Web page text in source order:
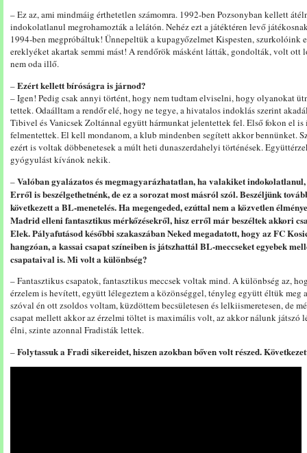
– Ez az, ami mindmáig érthetetlen számomra. 1992-ben Pozsonyban kellett
indokolatlanul megrohamozták a lelátón. Nehéz ezt a játéktéren levő
1994-ben megpróbáltuk! Ünnepeltük a kupagyőzelmet Kispesten, szurkolóink
ereklyéket akartak semmi mást! A rendőrök másként látták, gondolták, volt ott
nem oda illő.
–Ezért kellett bíróságra is járnod?
– Igen! Pedig csak annyi történt, hogy nem tudtam elviselni, hogy olyanokat
tettek. Odaálltam a rendőr elé, hogy ne tegye, a hivatalos indoklás szerint
Tibivel és Vanicsek Zoltánnal együtt hármunkat jelentettek fel. Első fokon el is
felmentettek. El kell mondanom, a klub mindenben segített akkor bennünket.
ezért is voltak döbbenetesek a múlt heti dunaszerdahelyi történések.
gyógyulást kívánok nekik.
–Valóban gyalázatos és megmagyarázhatatlan, ha valakiket
Erről is beszélgethetnénk, de ez a sorozat most másról szól. Beszéljünk
következett a BL-menetelés. Ha megengeded, ezúttal nem a közvetlen
Madrid elleni fantasztikus mérkőzésekről, hisz erről már beszéltek akkori
Elek. Pályafutásod későbbi szakaszában Neked megadatott, hogy az FC
hangzóan, a kassai csapat színeiben is játszhattál BL-meccseket egyebek
csapataival is. Mi volt a különbség?
– Fantasztikus csapatok, fantasztikus meccsek voltak mind. A különbség az,
érzelem is hevített, együtt lélegeztem a közönséggel, tényleg együtt éltük meg
szóval én ott zsoldos voltam, küzdöttem becsületesen és lelkiismeretesen, de
csapat mellett akkor az érzelmi töltet is maximális volt, az akkor nálunk játszó
élni, szinte azonnal Fradisták lettek.
–Folytassuk a Fradi sikereidet, hiszen azokban bőven volt részed.